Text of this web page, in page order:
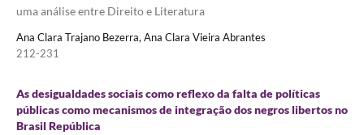
uma análise entre Direito e Literatura
Ana Clara Trajano Bezerra, Ana Clara Vieira Abrantes
212-231
As desigualdades sociais como reflexo da falta de políticas
públicas como mecanismos de integração dos negros libertos no
Brasil República